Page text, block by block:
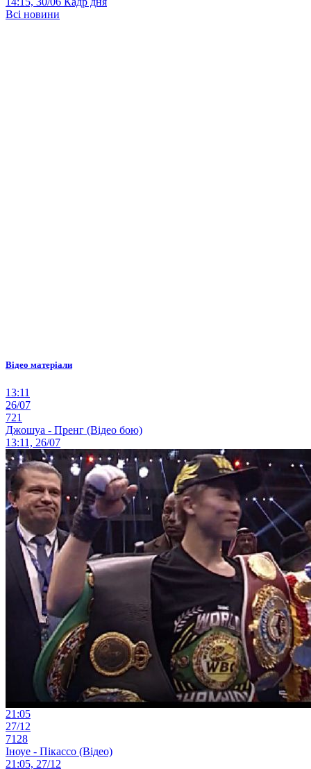
Всі новини
Відео матеріали
13:11
26/07
721
Джошуа - Пренг (Відео бою)
13:11, 26/07
21:05
27/12
7128
Іноуе - Пікассо (Відео)
21:05, 27/12